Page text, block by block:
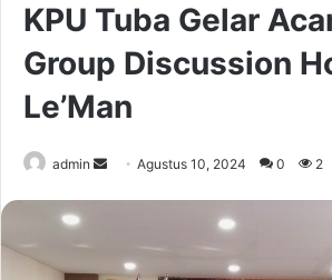
KPU Tuba Gelar
Group Discussion
Le’Man
admin
SendAgustus 10, 2024 0 2